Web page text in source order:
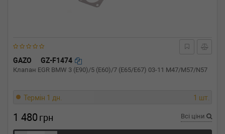
GAZO GZ-F1474
Клапан EGR BMW 3 (E90)/5 (E60)/7 (E65/E67) 03-11 M47/M57/N57
Термін 1 дн. 1 шт.
1 480 грн Всі ціни